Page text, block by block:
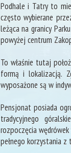
Podhale i Tatry to
często wybierane
leżąca na granicy
powyżej centrum
To właśnie tutaj
formą i lokalizacją.
wyposażone są w
Pensjonat posiada
tradycyjnego
rozpoczęcia
pełnego korzystania z